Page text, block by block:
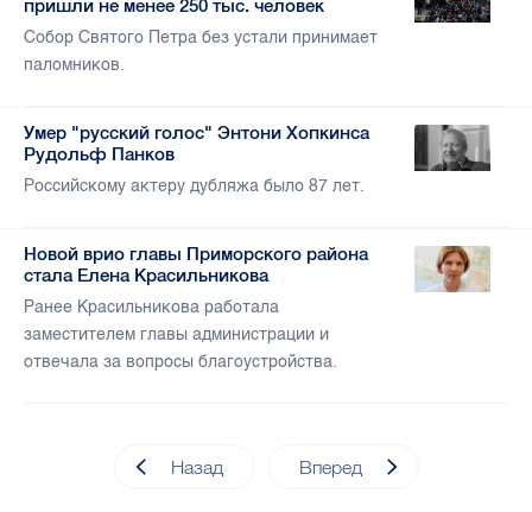
пришли не менее 250 тыс. человек
Собор Святого Петра без устали принимает
паломников.
Умер "русский голос" Энтони Хопкинса
Рудольф Панков
Российскому актеру дубляжа было 87 лет.
Новой врио главы Приморского района
стала Елена Красильникова
Ранее Красильникова работала
заместителем главы администрации и
отвечала за вопросы благоустройства.
Назад Вперед